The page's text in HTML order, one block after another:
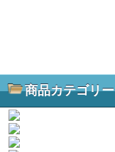
商品カテゴリー